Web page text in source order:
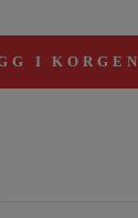
I KORGEN